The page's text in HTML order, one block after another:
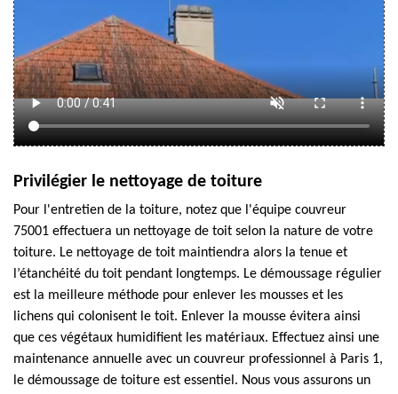
Privilégier le nettoyage de toiture
Pour l'entretien de la toiture, notez que l'équipe couvreur
75001 effectuera un nettoyage de toit selon la nature de votre
toiture. Le nettoyage de toit maintiendra alors la tenue et
l’étanchéité du toit pendant longtemps. Le démoussage régulier
est la meilleure méthode pour enlever les mousses et les
lichens qui colonisent le toit. Enlever la mousse évitera ainsi
que ces végétaux humidifient les matériaux. Effectuez ainsi une
maintenance annuelle avec un couvreur professionnel à Paris 1,
le démoussage de toiture est essentiel. Nous vous assurons un